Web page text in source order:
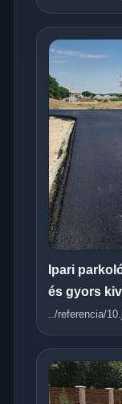
Ipari
és gyors
../referencia/